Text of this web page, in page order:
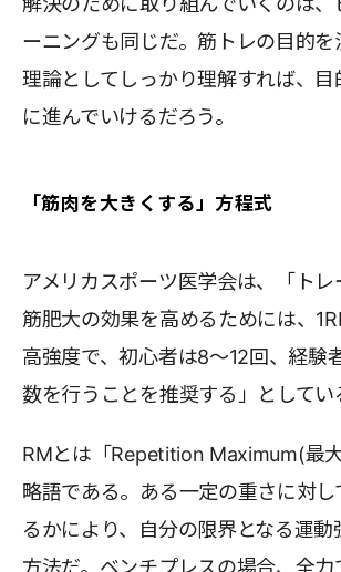
ーニングも同じだ。筋トレの目的を
理論としてしっかり理解すれば、目
に進んでいけるだろう。
「筋肉を大きくする」方程式
アメリカスポーツ医学会は、「トレ
筋肥大の効果を高めるためには、
高強度で、初心者は8～12回、経験
数を行うことを推奨する」としてい
RMとは「Repetition Maximum(最
略語である。ある一定の重さに対し
るかにより、自分の限界となる運動
方法だ。ベンチプレスの場合、全力